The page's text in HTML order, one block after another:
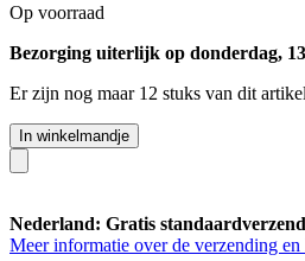
Op voorraad
Bezorging uiterlijk op donderdag,
Er zijn nog maar 12 stuks van dit
In winkelmandje
Nederland: Gratis
Meer informatie over de verzending